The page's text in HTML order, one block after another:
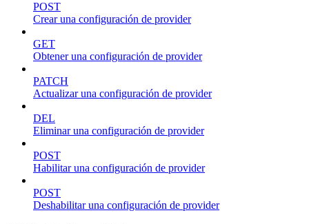
POST
Crear una configuración de provider
GET
Obtener una configuración de provider
PATCH
Actualizar una configuración de provider
DEL
Eliminar una configuración de provider
POST
Habilitar una configuración de provider
POST
Deshabilitar una configuración de provider